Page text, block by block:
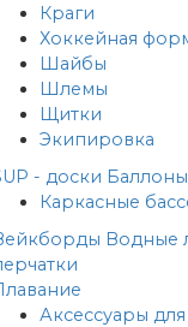
Краги
Хоккейная
Шайбы
Шлемы
Щитки
Экипировка
- доски Баллоны
Каркасные
Водные
Аксессуары